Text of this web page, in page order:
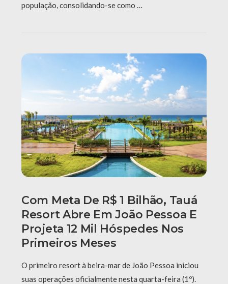
população, consolidando-se como …
Com Meta De R$ 1 Bilhão, Tauá
Resort Abre Em João Pessoa E
Projeta 12 Mil Hóspedes Nos
Primeiros Meses
O primeiro resort à beira-mar de João Pessoa iniciou
suas operações oficialmente nesta quarta-feira (1º).